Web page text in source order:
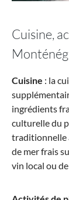
Cuisine,
Cuisine : la
ingrédients
culturelle du
traditionnelle
de mer frais
vin local ou